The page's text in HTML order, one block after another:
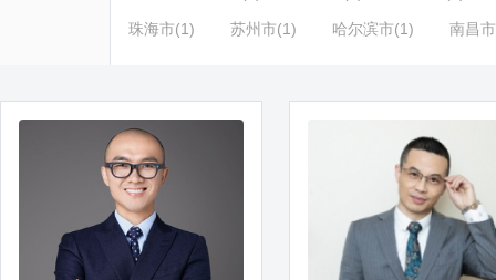
珠海市(1) 苏州市(1) 哈尔滨市(1) 南昌